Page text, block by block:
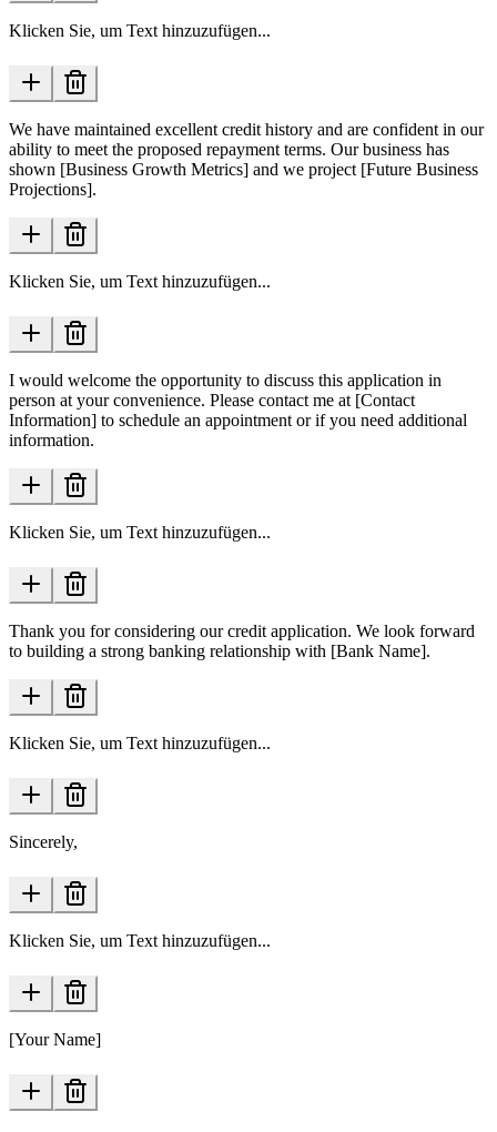
Klicken Sie, um Text hinzuzufügen...
We have maintained excellent credit history and are confident in our
ability to meet the proposed repayment terms. Our business has
shown [Business Growth Metrics] and we project [Future Business
Projections].
Klicken Sie, um Text hinzuzufügen...
I would welcome the opportunity to discuss this application in
person at your convenience. Please contact me at [Contact
Information] to schedule an appointment or if you need additional
information.
Klicken Sie, um Text hinzuzufügen...
Thank you for considering our credit application. We look forward
to building a strong banking relationship with [Bank Name].
Klicken Sie, um Text hinzuzufügen...
Sincerely,
Klicken Sie, um Text hinzuzufügen...
[Your Name]